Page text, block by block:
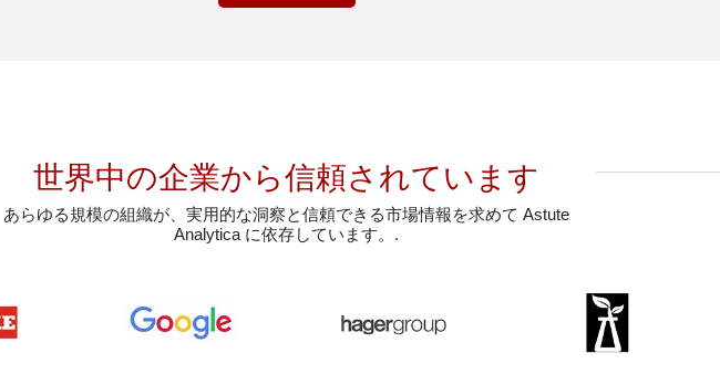
世界中の企業から信頼されています
あらゆる規模の組織が、実用的な洞察と信頼できる市場情報を求めて Astute
Analytica に依存しています。.